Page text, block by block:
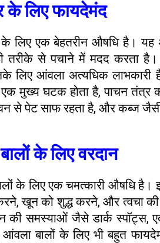
के लिए फायदेमंद
लिए एक बेहतरीन औषधि है। यह
तरीके से पचाने में मदद करता
लिए आंवला अत्यधिक लाभकारी
मुख्य घटक होता है, पाचन तंत्र
से पेट साफ रहता है, और कब्ज
के लिए वरदान
के लिए एक चमत्कारी औषधि
खून को शुद्ध करने, और त्वचा
की समस्याओं जैसे डार्क स्पॉट्स,
बालों के लिए भी बहुत